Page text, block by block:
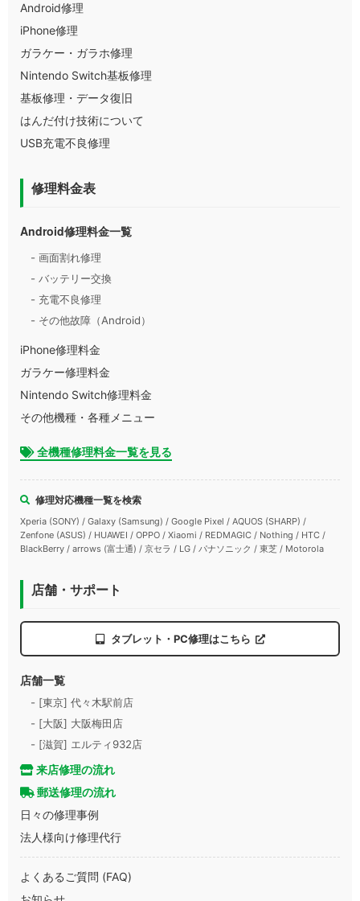
Android修理
iPhone修理
ガラケー・ガラホ修理
Nintendo Switch基板修理
基板修理・データ復旧
はんだ付け技術について
USB充電不良修理
修理料金表
Android修理料金一覧
- 画面割れ修理
- バッテリー交換
- 充電不良修理
- その他故障（Android）
iPhone修理料金
ガラケー修理料金
Nintendo Switch修理料金
その他機種・各種メニュー
全機種修理料金一覧を見る
修理対応機種一覧を検索
Xperia (SONY) / Galaxy (Samsung) / Google Pixel / AQUOS (SHARP) /
Zenfone (ASUS) / HUAWEI / OPPO / Xiaomi / REDMAGIC / Nothing / HTC /
BlackBerry / arrows (富士通) / 京セラ / LG / パナソニック / 東芝 / Motorola
店舗・サポート
タブレット・PC修理はこちら
店舗一覧
- [東京] 代々木駅前店
- [大阪] 大阪梅田店
- [滋賀] エルティ932店
来店修理の流れ
郵送修理の流れ
日々の修理事例
法人様向け修理代行
よくあるご質問 (FAQ)